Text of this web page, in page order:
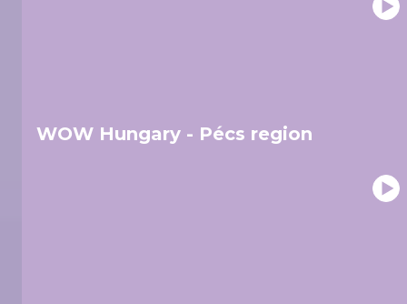
WOW Hungary - Pécs region